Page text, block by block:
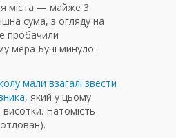
міста — майже 3
сума, з огляду на
пробачили
мера Бучі минулої
мали взагалі звести
, який у цьому
висотки. Натомість